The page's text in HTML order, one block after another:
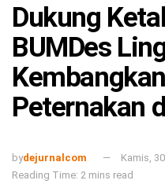
Dukung
BUMDes
Peternakan
bydejurnalcom
Kamis,
Reading Time: 2 mins read